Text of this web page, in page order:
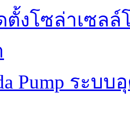
ตั้งโซล่าเซลล์
Pump ระบ